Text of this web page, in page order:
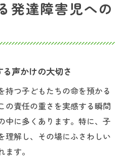
発達障害児への
声かけの大切さ
持つ子どもたちの命を預かる
の責任の重さを実感する瞬間
中に多くあります。特に、子
理解し、その場にふさわしい
す。